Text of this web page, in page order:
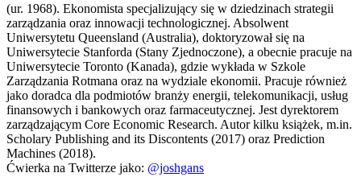
(ur. 1968). Ekonomista specjalizujący się w dziedzinach strategii
zarządzania oraz innowacji technologicznej. Absolwent
Uniwersytetu Queensland (Australia), doktoryzował się na
Uniwersytecie Stanforda (Stany Zjednoczone), a obecnie pracuje na
Uniwersytecie Toronto (Kanada), gdzie wykłada w Szkole
Zarządzania Rotmana oraz na wydziale ekonomii. Pracuje również
jako doradca dla podmiotów branży energii, telekomunikacji, usług
finansowych i bankowych oraz farmaceutycznej. Jest dyrektorem
zarządzającym Core Economic Research. Autor kilku książek, m.in.
Scholary Publishing and its Discontents (2017) oraz Prediction
Machines (2018).
Ćwierka na Twitterze jako: @joshgans